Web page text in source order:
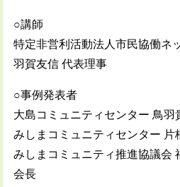
○講師
特定非営利活動法人市民協働ネ
羽賀友信 代表理事
○事例発表者
大島コミュニティセンター 鳥羽
みしまコミュニティセンター 片
みしまコミュニティ推進協議会
会長